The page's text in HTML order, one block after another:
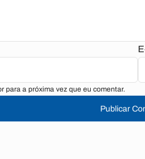
para a próxima vez que eu comentar.
Publicar